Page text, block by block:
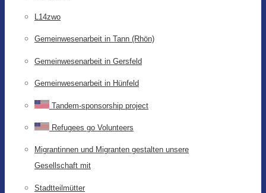
L14zwo
Gemeinwesenarbeit in Tann (Rhön)
Gemeinwesenarbeit in Gersfeld
Gemeinwesenarbeit in Hünfeld
Tandem-sponsorship project
Refugees go Volunteers
Migrantinnen und Migranten gestalten unsere
Gesellschaft mit
Stadtteilmütter